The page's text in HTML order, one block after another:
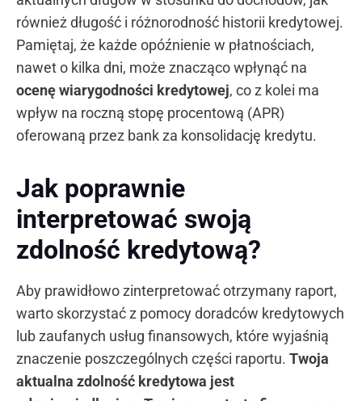
również długość i różnorodność historii kredytowej.
Pamiętaj, że każde opóźnienie w płatnościach,
nawet o kilka dni, może znacząco wpłynąć na
ocenę wiarygodności kredytowej, co z kolei ma
wpływ na roczną stopę procentową (APR)
oferowaną przez bank za konsolidację kredytu.
Jak poprawnie
interpretować swoją
zdolność kredytową?
Aby prawidłowo zinterpretować otrzymany raport,
warto skorzystać z pomocy doradców kredytowych
lub zaufanych usług finansowych, które wyjaśnią
znaczenie poszczególnych części raportu. Twoja
aktualna zdolność kredytowa jest